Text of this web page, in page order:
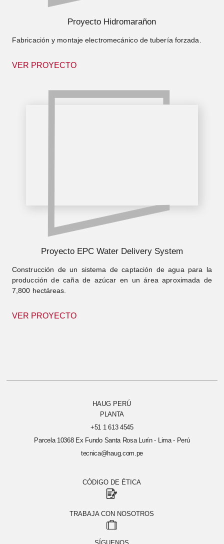
Proyecto Hidromarañon
Fabricación y montaje electromecánico de tubería forzada.
VER PROYECTO
Proyecto EPC Water Delivery System
Construcción de un sistema de captación de agua para la
producción de caña de azúcar en un área aproximada de
7,800 hectáreas.
VER PROYECTO
HAUG PERÚ
PLANTA
+51 1 613 4545
Parcela 10368 Ex Fundo Santa Rosa Lurín - Lima - Perú
tecnica@haug.com.pe
CÓDIGO DE ÉTICA
TRABAJA CON NOSOTROS